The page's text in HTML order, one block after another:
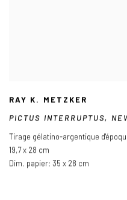
RAY K. METZKER
PICTUS INTERRUPTUS,
Tirage gélatino-argentique
19,7 x 28 cm
Dim. papier: 35 x 28 cm